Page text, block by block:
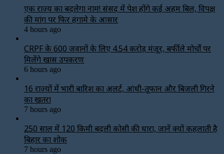
एक राज्य का बदलेगा नाम! संसद में पेश होंगे कई अहम बिल, विपक्ष
की मांग पर फिर हंगामे के आसार
4 hours ago
CRPF के 600 जवानों के लिए ₹4.54 करोड़ मंजूर, बर्फीले मोर्चों पर
मिलेंगे खास उपकरण
6 hours ago
16 राज्यों में भारी बारिश का अलर्ट, आंधी-तूफान और बिजली गिरने
का खतरा
7 hours ago
250 साल में 120 किमी बदली कोसी की धारा, जानें क्यों कहलाती है
बिहार का शोक
7 hours ago